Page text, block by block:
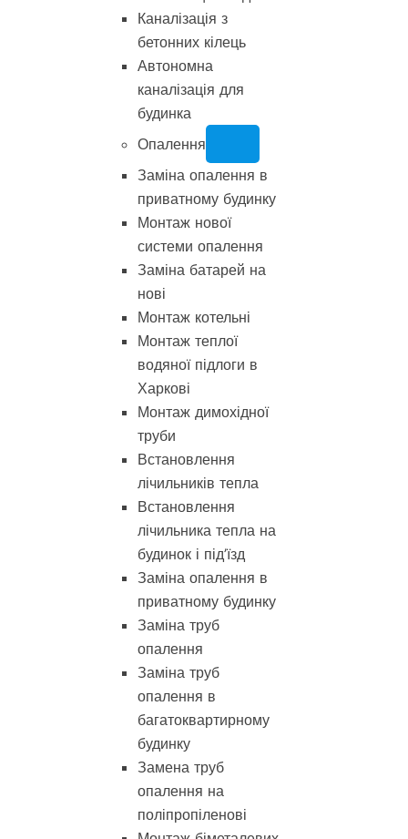
Каналізація з
бетонних кілець
Автономна
каналізація для
будинка
Опалення
Заміна опалення в
приватному будинку
Монтаж нової
системи опалення
Заміна батарей на
нові
Монтаж котельні
Монтаж теплої
водяної підлоги в
Харкові
Монтаж димохідної
труби
Встановлення
лічильників тепла
Встановлення
лічильника тепла на
будинок і під’їзд
Заміна опалення в
приватному будинку
Заміна труб
опалення
Заміна труб
опалення в
багатоквартирному
будинку
Замена труб
опалення на
поліпропіленові